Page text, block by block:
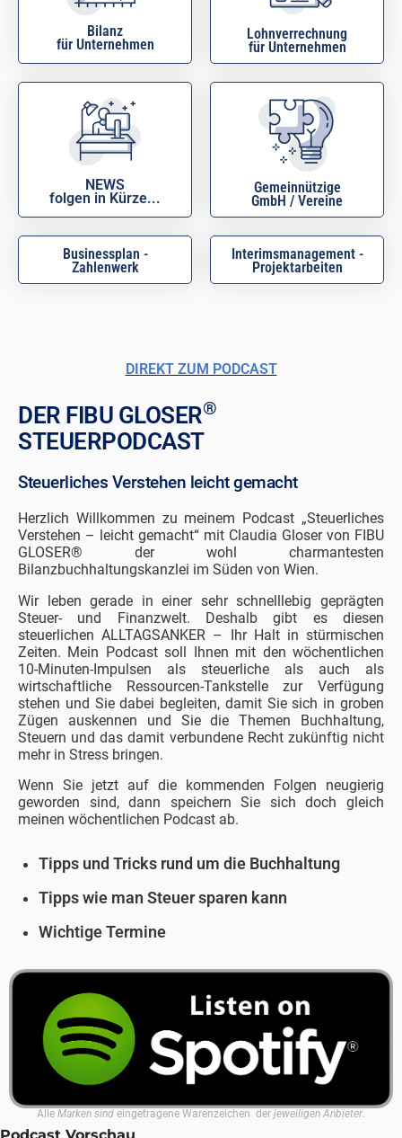
Bilanz
für Unternehmen
Lohnverrechnung
für Unternehmen
NEWS
folgen in Kürze...
Gemeinnützige
GmbH / Vereine
Businessplan -
Zahlenwerk
Interimsmanagement -
Projektarbeiten
DIREKT ZUM PODCAST
DER FIBU GLOSER®
STEUERPODCAST
Steuerliches Verstehen leicht gemacht
Herzlich Willkommen zu meinem Podcast „Steuerliches
Verstehen – leicht gemacht“ mit Claudia Gloser von FIBU
GLOSER® der wohl charmantesten
Bilanzbuchhaltungskanzlei im Süden von Wien.
Wir leben gerade in einer sehr schnelllebig geprägten
Steuer- und Finanzwelt. Deshalb gibt es diesen
steuerlichen ALLTAGSANKER – Ihr Halt in stürmischen
Zeiten. Mein Podcast soll Ihnen mit den wöchentlichen
10-Minuten-Impulsen als steuerliche als auch als
wirtschaftliche Ressourcen-Tankstelle zur Verfügung
stehen und Sie dabei begleiten, damit Sie sich in groben
Zügen auskennen und Sie die Themen Buchhaltung,
Steuern und das damit verbundene Recht zukünftig nicht
mehr in Stress bringen.
Wenn Sie jetzt auf die kommenden Folgen neugierig
geworden sind, dann speichern Sie sich doch gleich
meinen wöchentlichen Podcast ab.
Tipps und Tricks rund um die Buchhaltung
Tipps wie man Steuer sparen kann
Wichtige Termine
Alle Marken sind eingetragene Warenzeichen der jeweiligen Anbieter.